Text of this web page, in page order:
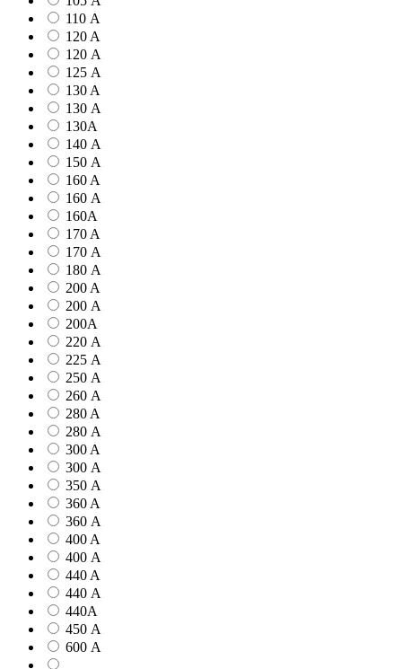
110 А
120 A
120 А
125 А
130 A
130 А
130А
140 А
150 А
160 A
160 А
160А
170 A
170 А
180 А
200 A
200 А
200А
220 А
225 А
250 А
260 А
280 A
280 А
300 A
300 А
350 А
360 A
360 А
400 A
400 А
440 A
440 А
440А
450 А
600 А